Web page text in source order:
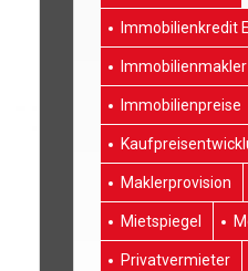
Immobilienkredit
Immobilienmakler
Immobilienpreise
Maklerprovision
Mietspiegel
Privatvermieter